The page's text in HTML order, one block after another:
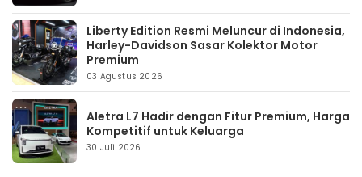
Liberty Edition Resmi Meluncur di Indonesia,
Harley-Davidson Sasar Kolektor Motor
Premium
03 Agustus 2026
Aletra L7 Hadir dengan Fitur Premium, Harga
Kompetitif untuk Keluarga
30 Juli 2026